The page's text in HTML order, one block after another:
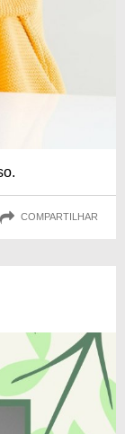
COMPARTILHAR